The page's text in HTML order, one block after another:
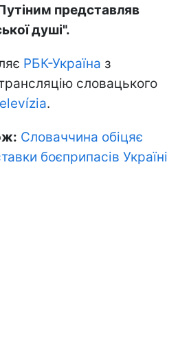
представляв
душі".
РБК-Україна з
словацького
.
Словаччина обіцяє
боєприпасів Україні